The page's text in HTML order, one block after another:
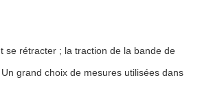
se rétracter ; la traction de la bande de
grand choix de mesures utilisées dans